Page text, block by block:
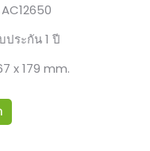
ประกัน 1 ปี
x 179 mm.